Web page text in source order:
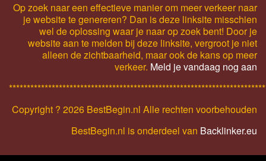
Op zoek naar een effectieve manier om meer verkeer naar
je website te genereren? Dan is deze linksite misschien
wel de oplossing waar je naar op zoek bent! Door je
website aan te melden bij deze linksite, vergroot je niet
alleen de zichtbaarheid, maar ook de kans op meer
verkeer. Meld je vandaag nog aan
Copyright ? 2026 BestBegin.nl Alle rechten voorbehouden
BestBegin.nl is onderdeel van Backlinker.eu